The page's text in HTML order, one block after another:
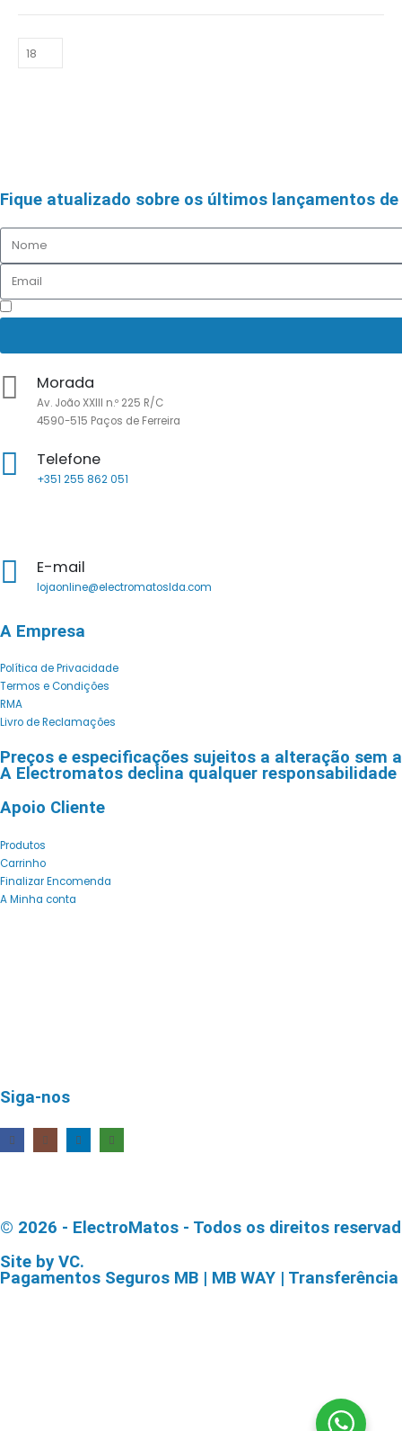
Fique atualizado sobre os últimos lançamentos
Morada
Av. João XXIII n.º 225 R/C
4590-515 Paços de Ferreira
Telefone
+351 255 862 051
E-mail
lojaonline@electromatoslda.com
A Empresa
Política de Privacidade
Termos e Condições
RMA
Livro de Reclamações
Preços e especificações sujeitos a alteração sem
A Electromatos declina qualquer
Apoio Cliente
Produtos
Carrinho
Finalizar Encomenda
A Minha conta
Siga-nos
© 2026 - ElectroMatos - Todos os direitos
Site by VC.
Pagamentos Seguros MB | MB WAY |